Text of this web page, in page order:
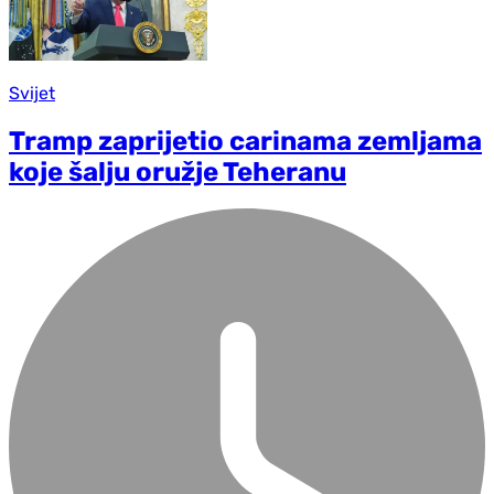
Svijet
Tramp zaprijetio carinama zemljama
koje šalju oružje Teheranu